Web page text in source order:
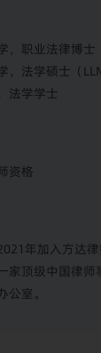
，职业法律博士
，法学硕士（
法学学士
资格
年加入方达
家顶级中国律师
公室。